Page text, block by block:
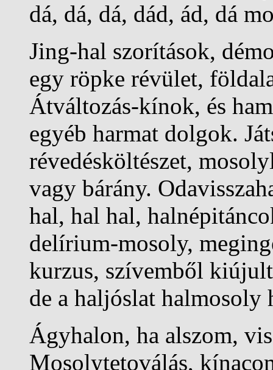
dá, dá, dá, dád, ád, dá
Jing-hal szorítások,
egy röpke révület,
Átváltozás-kínok, és
egyéb harmat dolgok.
révedésköltészet,
vagy bárány.
hal, hal hal,
delírium-mosoly,
kurzus, szívemből
de a haljóslat halmosoly
Ágyhalon, ha alszom,
Mosolytetoválás,